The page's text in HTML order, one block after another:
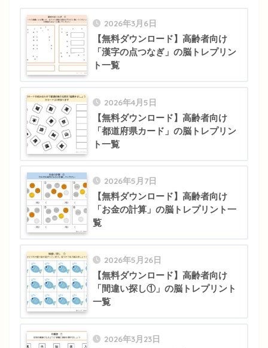
2026年3月6日
【無料ダウンロード】高齢者向け
「漢字の点つなぎ」の脳トレプリン
ト一覧
2026年4月5日
【無料ダウンロード】高齢者向け
「都道府県カード」の脳トレプリン
ト一覧
2026年5月7日
【無料ダウンロード】高齢者向け
「お金の計算」の脳トレプリント一
覧
2026年5月26日
【無料ダウンロード】高齢者向け
「間違い探し①」の脳トレプリント
一覧
2026年3月23日